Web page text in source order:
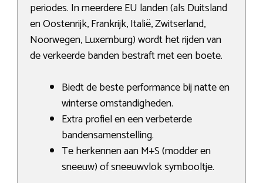
periodes. In meerdere EU landen (als Duitsland
en Oostenrijk, Frankrijk, Italië, Zwitserland,
Noorwegen, Luxemburg) wordt het rijden van
de verkeerde banden bestraft met een boete.
Biedt de beste performance bij natte en
winterse omstandigheden.
Extra profiel en een verbeterde
bandensamenstelling.
Te herkennen aan M+S (modder en
sneeuw) of sneeuwvlok symbooltje.